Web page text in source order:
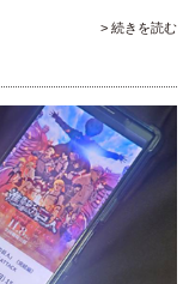
> 続きを読む